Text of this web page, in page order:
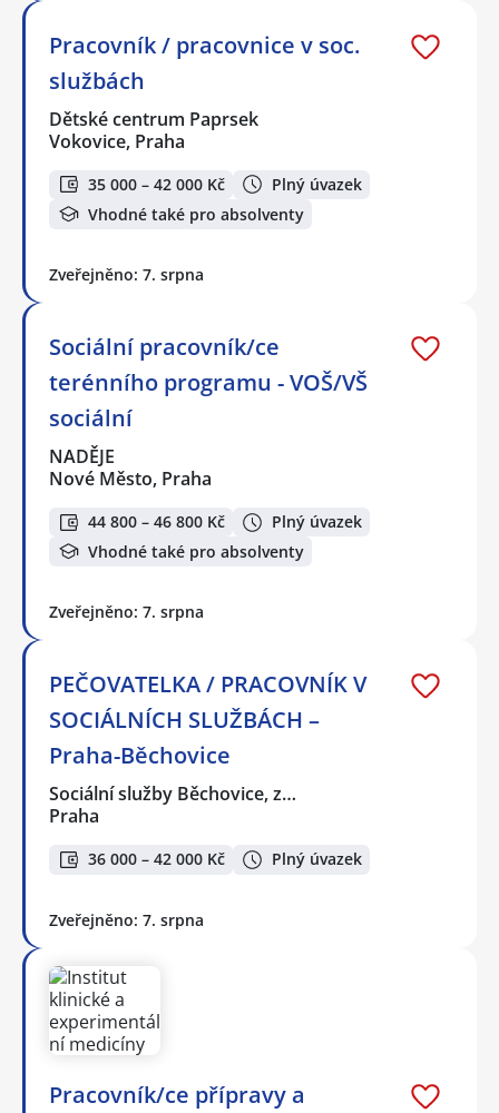
Pracovník / pracovnice v soc.
službách
Dětské centrum Paprsek
Vokovice, Praha
35 000 – 42 000 Kč
Plný úvazek
Vhodné také pro absolventy
Zveřejněno: 7. srpna
Sociální pracovník/ce
terénního programu - VOŠ/VŠ
sociální
NADĚJE
Nové Město, Praha
44 800 – 46 800 Kč
Plný úvazek
Vhodné také pro absolventy
Zveřejněno: 7. srpna
PEČOVATELKA / PRACOVNÍK V
SOCIÁLNÍCH SLUŽBÁCH –
Praha-Běchovice
Sociální služby Běchovice, z…
Praha
36 000 – 42 000 Kč Plný úvazek
Zveřejněno: 7. srpna
Pracovník/ce přípravy a